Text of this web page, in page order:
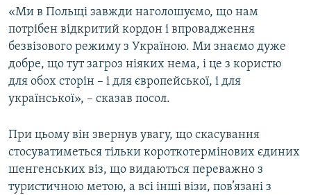
«Ми в Польщі завжди наголошуємо, що нам
потрібен відкритий кордон і впровадження
безвізового режиму з Україною. Ми знаємо дуже
добре, що тут загроз ніяких нема, і це з користю
для обох сторін – і для європейської, і для
української», – сказав посол.
При цьому він звернув увагу, що скасування
стосуватиметься тільки короткотермінових єдиних
шенгенських віз, що видаються переважно з
туристичною метою, а всі інші візи, пов’язані з